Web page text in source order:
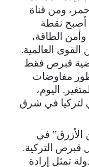
ومن قناة
أصبح نقطة
الطاقة،
القوى العالمية.
قبرص فقط
أو من منظور مفاوضات
اليوم،
لتركيا في شرق
الأزرق” في
قبرص التركية.
تمثل إرادة